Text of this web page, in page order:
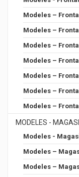
Modeles –
Modeles –
Modeles –
Modeles –
Modeles –
Modeles –
Modeles –
MODELES -
Modeles -
Modeles –
Modeles –